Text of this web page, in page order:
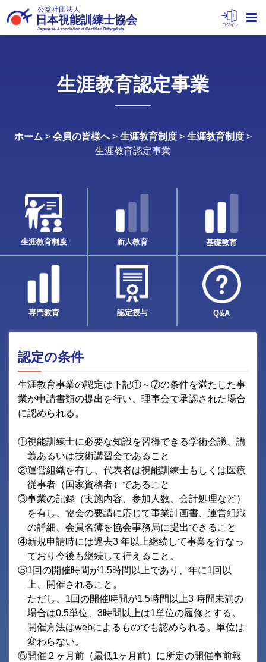
公益社団法人
日本視能訓練士協会
Japanese Association of Certified Orthoptists
生涯教育認定事業
ホーム > 会員の皆様へ> 生涯教育制度 > 生涯教育制度 >
生涯教育認定事業
生涯教育制度 新人教育 基礎教育
専門教育 認定授与 Q&A
認定の条件
生涯教育事業の認定は下記①～⑦の条件を満たした事
業が申請書類の提出を行い、理事会で承認された場合
に認められる。
①視能訓練士に必要な知識を習得できる学術会議、講
義あるいは技術講習会であること
②運営組織を有し、代表者は視能訓練士もしくは医療
従事者（国家資格者）であること
③事業の記録（実施内容、参加人数、会計処理など）
を有し、協会の要請に応じて事業計画書、運営組織
の詳細、会員名簿を協会事務局に提出できること
④新規申請時には過去3 年以上継続して事業を行なっ
ており今後も継続して行えること。
⑤1回の開催時間が1.5時間以上であり、年に1回以
上、開催されること。
ただし、1回の開催時間が1.5時間以上3 時間未満の
場合は0.5単位、3時間以上は1単位の履修とする。
開催方法はwebによるものでも認められる。単位は
変わらない。
⑥開催２ヶ月前（最低1ヶ月前）に所定の開催事前報